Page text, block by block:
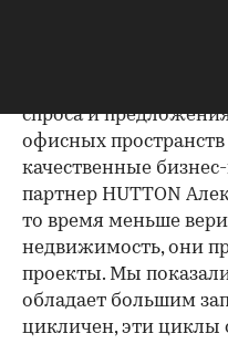
спроса и
офисных
качественные
партнер HUTTON
то время меньше
недвижимость, они
проекты. Мы
обладает большим
цикличен, эти циклы